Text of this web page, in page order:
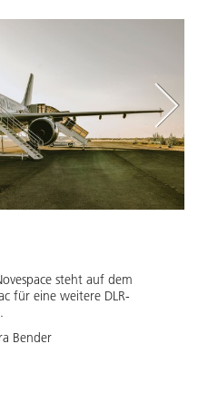
steht auf dem
für eine weitere DLR-
Bender